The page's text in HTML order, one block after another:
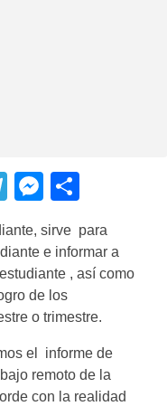
T
e
gr
a
m
M
ss
e
n
g
er
m
p
tir
sirve para
e informar a
, así como
de los
o trimestre.
el informe de
remoto de la
con la realidad